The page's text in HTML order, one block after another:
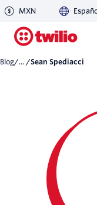
MXN
Blog/... / Sean Spediacci